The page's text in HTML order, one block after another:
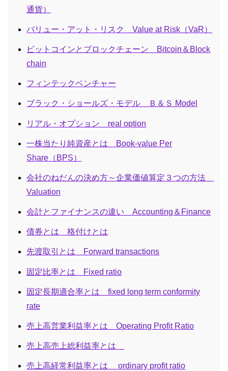
通貨）
バリュー・アット・リスク Value at Risk（VaR）
ビットコインとブロックチェーン Bitcoin＆Block
chain
フィンテックベンチャー
ブラック・ショールズ・モデル Ｂ＆Ｓ Model
リアル・オプション real option
一株当たり純資産とは Book-value Per
Share（BPS）
会社のねだんの決め方～企業価値算定３つの方法
Valuation
会計とファイナンスの違い Accounting＆Finance
債券とは 格付けとは
先渡取引とは Forward transactions
固定比率とは Fixed ratio
固定長期適合率とは fixed long term conformity
rate
売上高営業利益率とは Operating Profit Ratio
売上高売上総利益率とは
売上高経常利益率とは ordinary profit ratio